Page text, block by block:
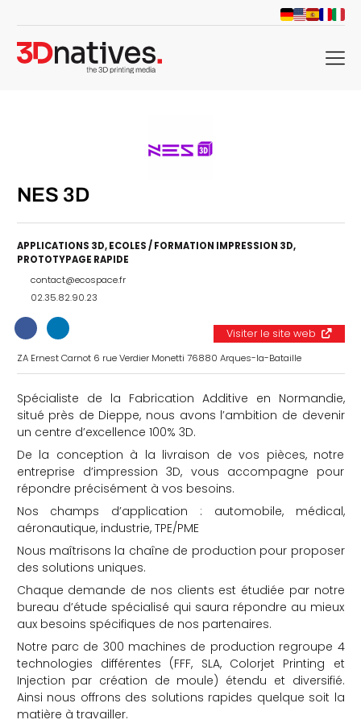
menu
NES 3D
APPLICATIONS 3D,ECOLES / FORMATION IMPRESSION 3D,
PROTOTYPAGE RAPIDE
contact@ecospace.fr
02.35.82.90.23
Visiter le site web
ZA Ernest Carnot 6 rue Verdier Monetti 76880 Arques-la-Bataille
Spécialiste de la Fabrication Additive en Normandie,
situé près de Dieppe, nous avons l’ambition de devenir
un centre d’excellence 100% 3D.
De la conception à la livraison de vos pièces, notre
entreprise d’impression 3D, vous accompagne pour
répondre précisément à vos besoins.
Nos champs d’application : automobile, médical,
aéronautique, industrie, TPE/PME
Nous maîtrisons la chaîne de production pour proposer
des solutions uniques.
Chaque demande de nos clients est étudiée par notre
bureau d’étude spécialisé qui saura répondre au mieux
aux besoins spécifiques de nos partenaires.
Notre parc de 300 machines de production regroupe 4
technologies différentes (FFF, SLA, Colorjet Printing et
Injection par création de moule) étendu et diversifié.
Ainsi nous offrons des solutions rapides quelque soit la
matière à travailler.